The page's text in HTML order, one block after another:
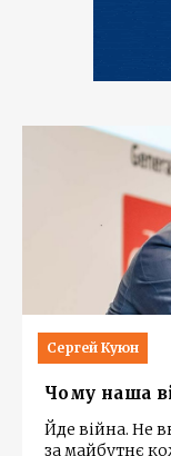
Сергей Куюн
Чому наша
Йде війна. Не
за майбутнє